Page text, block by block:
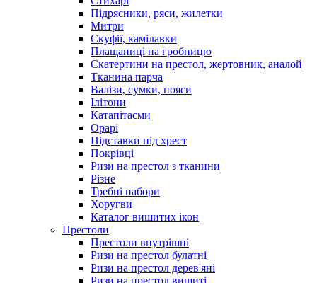
Підрясники, ряси, жилетки
Митри
Скуфії, камілавки
Плащаниці на гробницю
Скатертини на престол, жертовник, аналой
Тканина парча
Валізи, сумки, пояси
Ілітони
Катапітасми
Орарі
Підставки під хрест
Покрівці
Ризи на престол з тканини
Різне
Требні набори
Хоругви
Каталог вишитих ікон
Престоли
Престоли внутрішні
Ризи на престол булатні
Ризи на престол дерев'яні
Ризи на престол вишиті